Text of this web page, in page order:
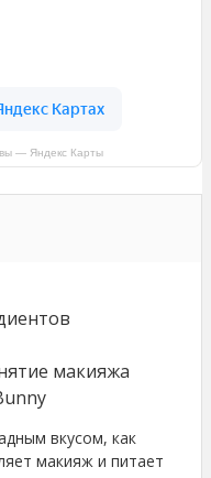
— Яндекс Карты
макияжа
вкусом, как
макияж и питает